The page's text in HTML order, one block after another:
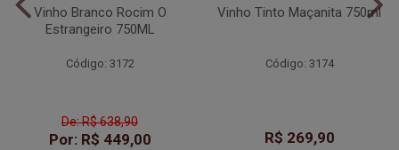
Vinho Branco Rocim O
Estrangeiro 750ML
Código: 3172
De: R$ 638,90
Por: R$ 449,00
Vinho Tinto Maçanita 750ml
Código: 3174
R$ 269,90